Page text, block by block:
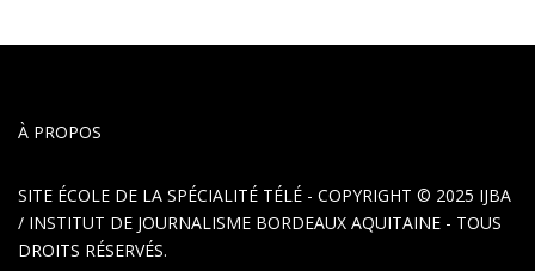
À PROPOS
SITE ÉCOLE DE LA SPÉCIALITÉ TÉLÉ - COPYRIGHT © 2025 IJBA
/ INSTITUT DE JOURNALISME BORDEAUX AQUITAINE - TOUS
DROITS RÉSERVÉS.